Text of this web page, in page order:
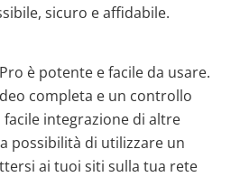
sicuro e affidabile.
è potente e facile da usare.
completa e un controllo
facile integrazione di altre
possibilità di utilizzare un
ai tuoi siti sulla tua rete